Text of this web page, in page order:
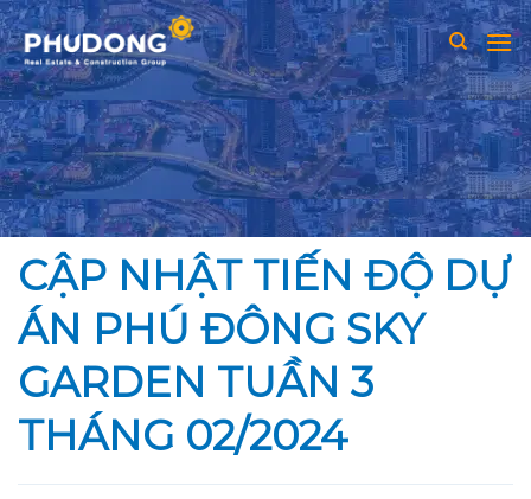
Skip
to
content
CẬP NHẬT TIẾN ĐỘ DỰ
ÁN PHÚ ĐÔNG SKY
GARDEN TUẦN 3
THÁNG 02/2024